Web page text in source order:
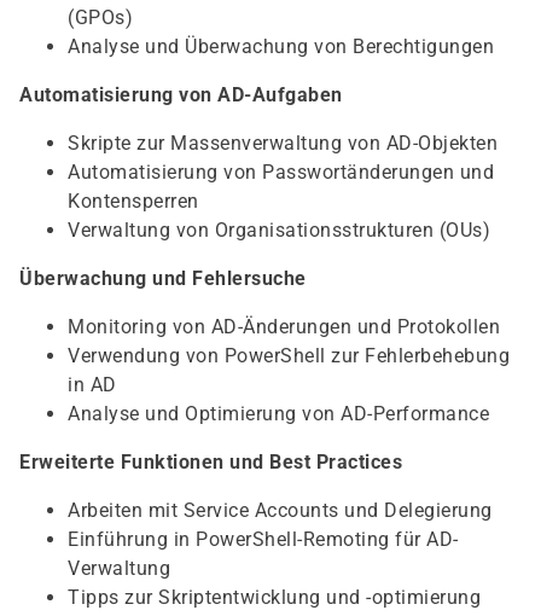
(GPOs)
Analyse und Überwachung von Berechtigungen
Automatisierung von AD-Aufgaben
Skripte zur Massenverwaltung von AD-Objekten
Automatisierung von Passwortänderungen und
Kontensperren
Verwaltung von Organisationsstrukturen (OUs)
Überwachung und Fehlersuche
Monitoring von AD-Änderungen und Protokollen
Verwendung von PowerShell zur Fehlerbehebung
in AD
Analyse und Optimierung von AD-Performance
Erweiterte Funktionen und Best Practices
Arbeiten mit Service Accounts und Delegierung
Einführung in PowerShell-Remoting für AD-
Verwaltung
Tipps zur Skriptentwicklung und -optimierung